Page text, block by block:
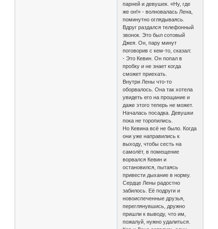
парней и девушек. «Ну, где
же он!» - волновалась Лена,
поминутно оглядываясь.
Вдруг раздался телефонный
звонок. Это был сотовый
Джея. Он, пару минут
поговорив с кем-то, сказал:
- Это Кевин. Он попал в
пробку и не знает когда
сможет приехать.
Внутри Лены что-то
оборвалось. Она так хотела
увидеть его на прощание и
даже этого теперь не может.
Началась посадка. Девушки
пока не торопились.
Но Кевина всё не было. Когда
они уже направились к
выходу, чтобы сесть на
самолёт, в помещение
ворвался Кевин и
остановился, пытаясь
привести дыхание в норму.
Сердце Лены радостно
забилось. Её подруги и
новоиспеченные друзья,
переглянувшись, дружно
пришли к выводу, что им,
пожалуй, нужно удалиться.